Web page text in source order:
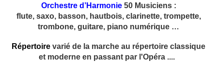
Orchestre d’Harmonie50 Musiciens :
flute, saxo, basson, hautbois, clarinette, trompette,
trombone, guitare, piano numérique …
Répertoire varié de la marche au répertoire classique
et moderne en passant par l'Opéra ....